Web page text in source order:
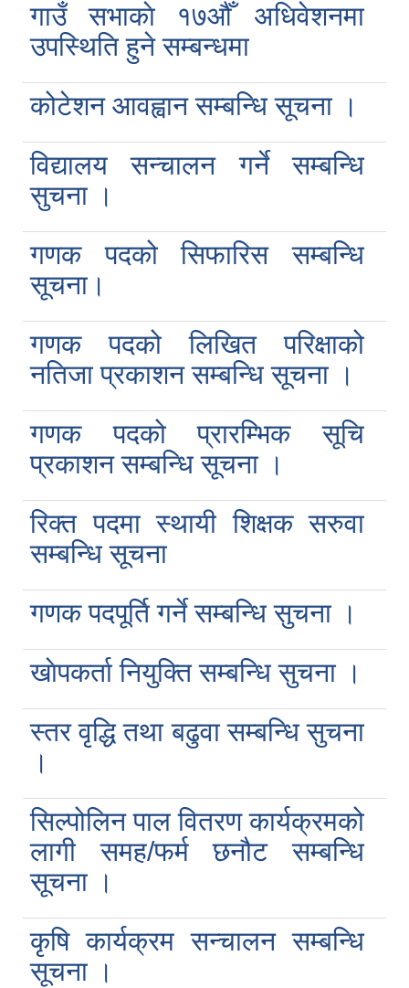
गाउँ सभाकाे १७औँ अधिवेशनमा
उपस्थिति हुने सम्बन्धमा
कोटेशन आवह्वान सम्बन्धि सूचना ।
विद्यालय सन्चालन गर्ने सम्बन्धि
सुचना ।
गणक पदको सिफारिस सम्बन्धि
सूचना।
गणक पदको लिखित परिक्षाको
नतिजा प्रकाशन सम्बन्धि सूचना ।
गणक पदको प्रारम्भिक सूचि
‍प्रकाशन सम्बन्धि सूचना ।
रिक्त पदमा स्थायी शिक्षक सरुवा
सम्बन्धि सूचना
गणक पदपूर्ति गर्ने सम्बन्धि सुचना ।
खाेपकर्ता नियुक्ति सम्बन्धि सुचना ।
स्तर वृद्धि तथा बढुवा सम्बन्धि सुचना
।
सिल्पोलिन पाल वितरण कार्यक्रमको
लागी समह/फर्म छनौट सम्बन्धि
सूचना ।
कृषि कार्यक्रम सन्चालन सम्बन्धि
सूचना ।